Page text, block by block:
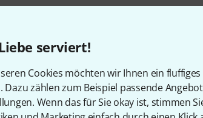
serviert!
Cookies möchten wir Ihnen ein
Dazu zählen zum Beispiel passende
Wenn das für Sie okay ist, stimmen
&